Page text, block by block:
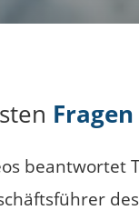
Fragen
beantwortet